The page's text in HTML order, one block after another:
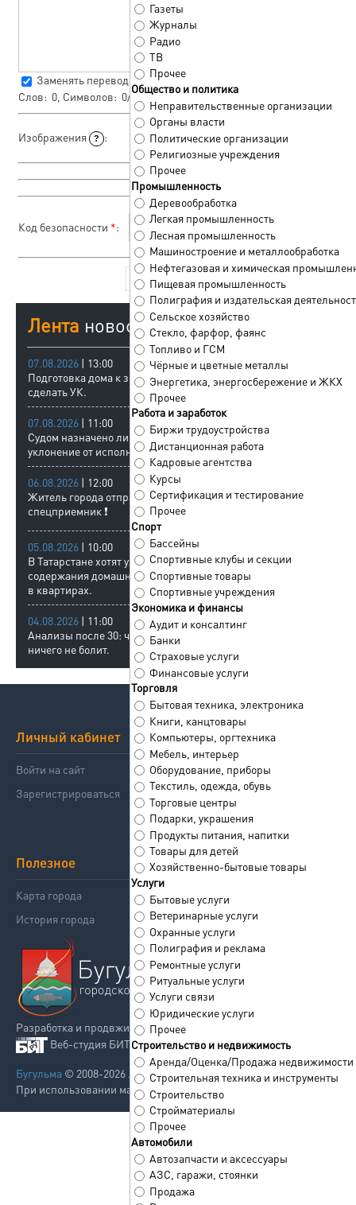
Газеты
Журналы
Радио
ТВ
Прочее
Общество и политика
Неправительственные организации
Органы власти
Политические организации
Религиозные учреждения
Прочее
Промышленность
Деревообработка
Легкая промышленность
Лесная промышленность
Машиностроение и металлообработка
Нефтегазовая и химическая
Пищевая промышленность
Полиграфия и издательская
Сельское хозяйство
Стекло, фарфор, фаянс
Топливо и ГСМ
Чёрные и цветные металлы
Энергетика, энергосбережение и ЖКХ
Прочее
Работа и заработок
Биржи трудоустройства
Дистанционная работа
Кадровые агентства
Курсы
Сертификация и тестирование
Прочее
Спорт
Бассейны
Спортивные клубы и секции
Спортивные товары
Спортивные учреждения
Экономика и финансы
Аудит и консалтинг
Банки
Страховые услуги
Финансовые услуги
Торговля
Бытовая техника, электроника
Книги, канцтовары
Компьютеры, оргтехника
Мебель, интерьер
Оборудование, приборы
Текстиль, одежда, обувь
Торговые центры
Подарки, украшения
Продукты питания, напитки
Товары для детей
Хозяйственно-бытовые товары
Услуги
Бытовые услуги
Ветеринарные услуги
Охранные услуги
Полиграфия и реклама
Ремонтные услуги
Ритуальные услуги
Услуги связи
Юридические услуги
Прочее
Строительство и недвижимость
Аренда/Оценка/Продажа недвижимости
Строительная техника и инструменты
Строительство
Стройматериалы
Прочее
Автомобили
Автозапчасти и аксессуары
АЗС, гаражи, стоянки
Продажа
Заменять переводы строк тегом
Слов: 0 , Символов: 0/0
Изображения ? : Стандартный загрузчик
Мультизагрузчик
Код безопасности *:
Лента новостей
07.08.2026 | 13:00
Подготовка дома к зиме и что должна
сделать УК.
07.08.2026 | 11:00
Судом назначено лишение свободы за
уклонение от исполнения обязанностей.
06.08.2026 | 12:00
Житель города отправлен в
спецприемник ❗
05.08.2026 | 10:00
В Татарстане хотят ужесточить правила
содержания домашних животных
в квартирах.
04.08.2026 | 11:00
Анализы после 30: что сдавать, даже если
ничего не болит.
Личный кабинет
Войти на сайт
Зарегистрироваться
Сервисы
Справочник компаний
Знакомства
Полезное
Карта города
История города
Поддержка
Реклама
Контакты
Разработка и продвжиение сайта
Веб-студия БИТРУ
Бугульма © 2008-2026 . Все права защищены.
При использовании материалов сайта ссылка на сайт обязательна.